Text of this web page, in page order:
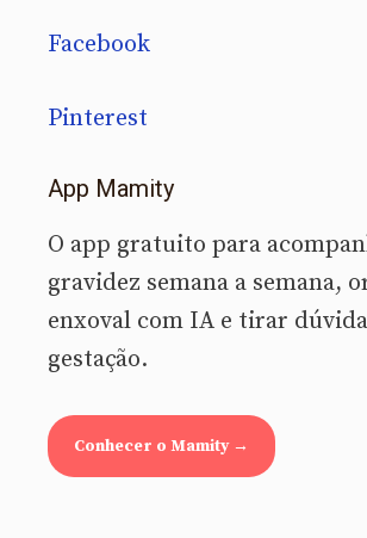
Facebook
Pinterest
App Mamity
O app gratuito para
gravidez semana a semana,
enxoval com IA e tirar
gestação.
Conhecer o Mamity →